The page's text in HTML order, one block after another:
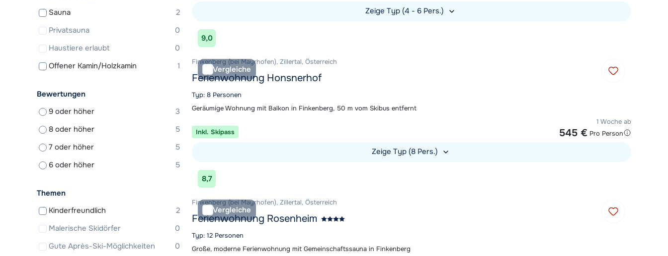
Zeige Typ (4 - 6 Pers.)
Unterkunft ansehen
9,0
Vergleiche
Finkenberg (bei Mayrhofen), Zillertal, Österreich
Ferienwohnung Honsnerhof
Typ: 8 Personen
Geräumige Wohnung mit Balkon in Finkenberg, 50 m vom Skibus entfernt
1 Woche ab
545 € Pro Person
Inkl. Skipass
Zeige Typ (8 Pers.)
Unterkunft ansehen
8,7
Vergleiche
Finkenberg (bei Mayrhofen), Zillertal, Österreich
Ferienwohnung Rosenheim
Typ: 12 Personen
Große, moderne Ferienwohnung mit Gemeinschaftssauna in Finkenberg
Sauna
2
Privatsauna
0
Haustiere erlaubt
0
Offener Kamin/Holzkamin
1
Bewertungen
9 oder höher
3
8 oder höher
5
7 oder höher
5
6 oder höher
5
Themen
Kinderfreundlich
2
Malerische Skidörfer
0
Gute Après-Ski-Möglichkeiten
0